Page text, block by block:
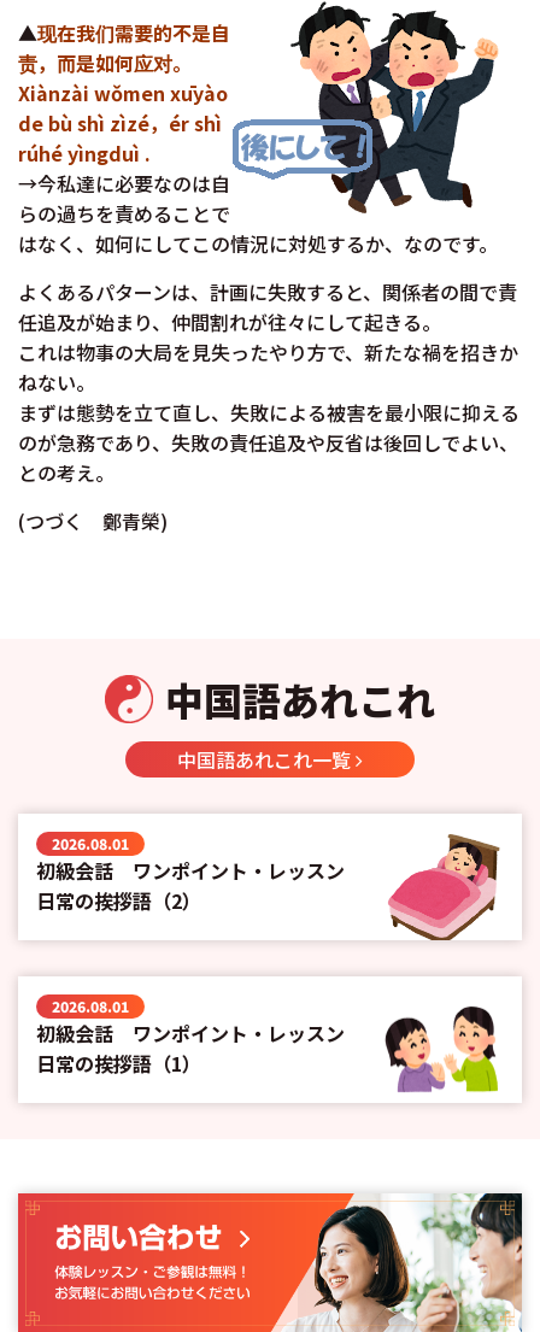
▲现在我们需要的不是自
责，而是如何应对。
Xiànzài wǒmen xūyào
de bù shì zìzé，ér shì
rúhé yìngduì .
→今私達に必要なのは自
らの過ちを責めることで
はなく、如何にしてこの情況に対処するか、なのです。
よくあるパターンは、計画に失敗すると、関係者の間で責
任追及が始まり、仲間割れが往々にして起きる。
これは物事の大局を見失ったやり方で、新たな禍を招きか
ねない。
まずは態勢を立て直し、失敗による被害を最小限に抑える
のが急務であり、失敗の責任追及や反省は後回しでよい、
との考え。
(つづく 鄭青榮)
中国語あれこれ
中国語あれこれ一覧
2026.08.01
初級会話 ワンポイント・レッスン
日常の挨拶語（2）
2026.08.01
初級会話 ワンポイント・レッスン
日常の挨拶語（1）